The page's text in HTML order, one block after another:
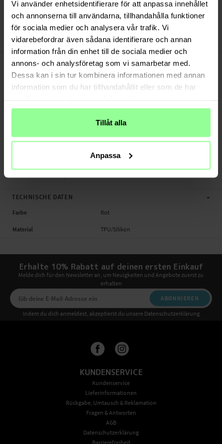
Vi använder enhetsidentifierare för att anpassa innehållet
och annonserna till användarna, tillhandahålla funktioner
för sociala medier och analysera vår trafik. Vi
vidarebefordrar även sådana identifierare och annan
information från din enhet till de sociala medier och
annons- och analysföretag som vi samarbetar med.
Dessa kan i sin tur kombinera informationen med annan
information som du har tillhandahållit eller som de har
Tillåt alla
Anpassa
Bezahle sicher via Klarna oder PayPal
30 Tage Rückgaberecht
Art number:49612
PRODUKTBESCHREIBUNG
Armband aus Silikon für Samsung Galaxy Watch 6 Classic 43mm.
Geeignet für:
TECHNISCHE DATEN -
Farbe Rot
Material TPU/Silikon
Erhalte 10% Rabatt auf deinen ersten Einkauf
Melde dich für den Newsletter an, um Neuigkeiten und Angebote zuerst zu
erhalten
ABONNIEREN
Indem du dich anmeldest, akzeptierst du unsere Datenschutzerklärung
KUNDENSERVICE
Kundenservice
Lieferinformationen
Rückgabe, Umtausch & Reklamation
Fragen & Antworten
AGB
Datenschutzerklärung
Barrierefreiheit